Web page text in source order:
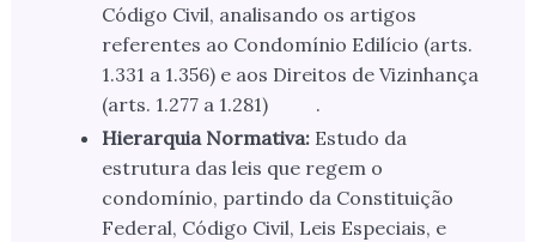
Código Civil, analisando os artigos
referentes ao Condomínio Edilício (arts.
1.331 a 1.356) e aos Direitos de Vizinhança
(arts. 1.277 a 1.281)
.
Hierarquia Normativa:Estudo da
estrutura das leis que regem o
condomínio, partindo da Constituição
Federal, Código Civil, Leis Especiais, e